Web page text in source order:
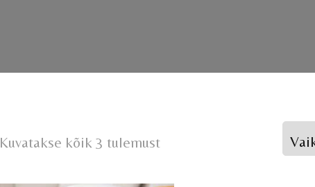
Kuvatakse kõik 3 tulemust